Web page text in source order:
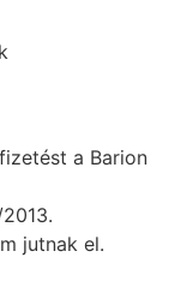
a Barion
jutnak el.